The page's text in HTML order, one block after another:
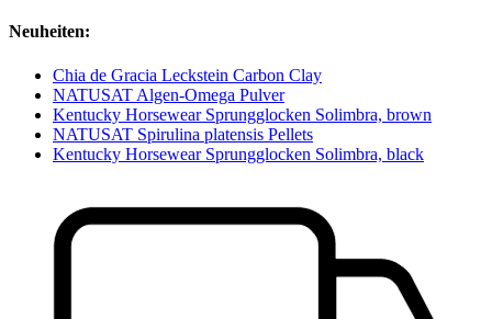
Neuheiten:
Chia de Gracia Leckstein Carbon Clay
NATUSAT Algen-Omega Pulver
Kentucky Horsewear Sprungglocken Solimbra, brown
NATUSAT Spirulina platensis Pellets
Kentucky Horsewear Sprungglocken Solimbra, black